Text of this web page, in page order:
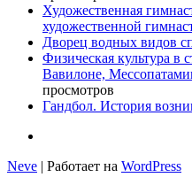
Художественная
художественной
Дворец водных видов
Физическая культура в
Вавилоне,
просмотров
Гандбол. История
Neve | Работает на WordPress